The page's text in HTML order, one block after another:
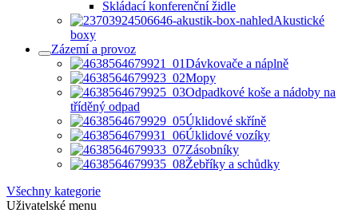
Skládací konferenční židle
Akustické
boxy
Zázemí a provoz
Dávkovače a náplně
Mopy
Odpadkové koše a nádoby na
tříděný odpad
Úklidové skříně
Úklidové vozíky
Zásobníky
Žebříky a schůdky
Všechny kategorie
Uživatelské menu